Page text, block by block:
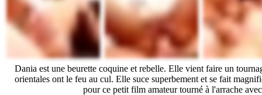
Dania est une beurette coquine et rebelle. Elle vient faire un
orientales ont le feu au cul. Elle suce superbement et se fait
pour ce petit film amateur tourné à l'arrache